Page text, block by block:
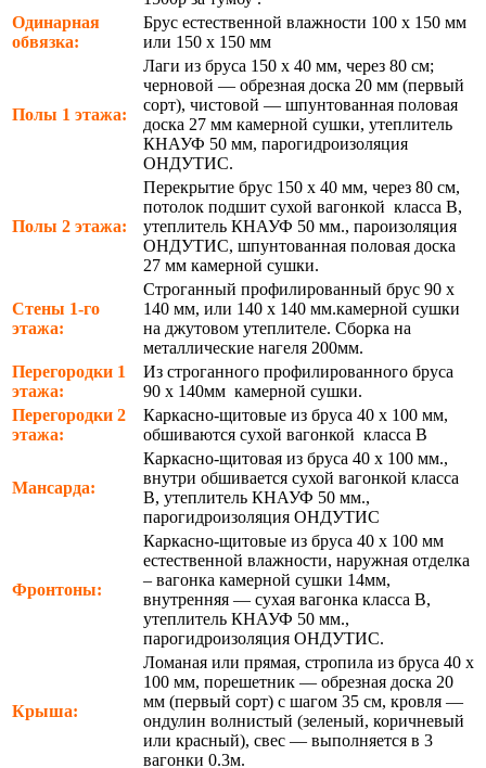
Одинарная
обвязка:
Брус естественной влажности 100 х 150 мм
или 150 х 150 мм
Полы 1 этажа:
Лаги из бруса 150 х 40 мм, через 80 см;
черновой — обрезная доска 20 мм (первый
сорт), чистовой — шпунтованная половая
доска 27 мм камерной сушки, утеплитель
КНАУФ 50 мм, парогидроизоляция
ОНДУТИС.
Полы 2 этажа:
Перекрытие брус 150 х 40 мм, через 80 см,
потолок подшит сухой вагонкой класса В,
утеплитель КНАУФ 50 мм., пароизоляция
ОНДУТИС, шпунтованная половая доска
27 мм камерной сушки.
Стены 1-го
этажа:
Строганный профилированный брус 90 х
140 мм, или 140 х 140 мм.камерной сушки
на джутовом утеплителе. Сборка на
металлические нагеля 200мм.
Перегородки 1
этажа:
Из строганного профилированного бруса
90 х 140мм камерной сушки.
Перегородки 2
этажа:
Каркасно-щитовые из бруса 40 х 100 мм,
обшиваются сухой вагонкой класса В
Мансарда:
Каркасно-щитовая из бруса 40 х 100 мм.,
внутри обшивается сухой вагонкой класса
В, утеплитель КНАУФ 50 мм.,
парогидроизоляция ОНДУТИС
Фронтоны:
Каркасно-щитовые из бруса 40 х 100 мм
естественной влажности, наружная отделка
– вагонка камерной сушки 14мм,
внутренняя — сухая вагонка класса В,
утеплитель КНАУФ 50 мм.,
парогидроизоляция ОНДУТИС.
Крыша:
Ломаная или прямая, стропила из бруса 40 х
100 мм, порешетник — обрезная доска 20
мм (первый сорт) с шагом 35 см, кровля —
ондулин волнистый (зеленый, коричневый
или красный), свес — выполняется в 3
вагонки 0.3м.